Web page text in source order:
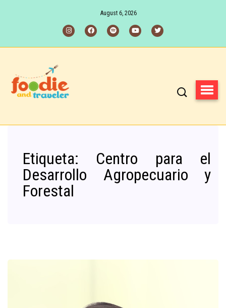
August 6, 2026
Etiqueta: Centro para el
Desarrollo Agropecuario y
Forestal